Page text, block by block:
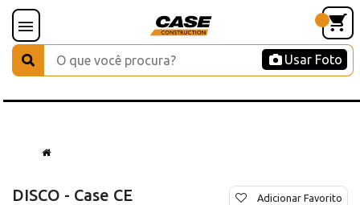
Usar Foto
DISCO - Case CE Adicionar Favorito